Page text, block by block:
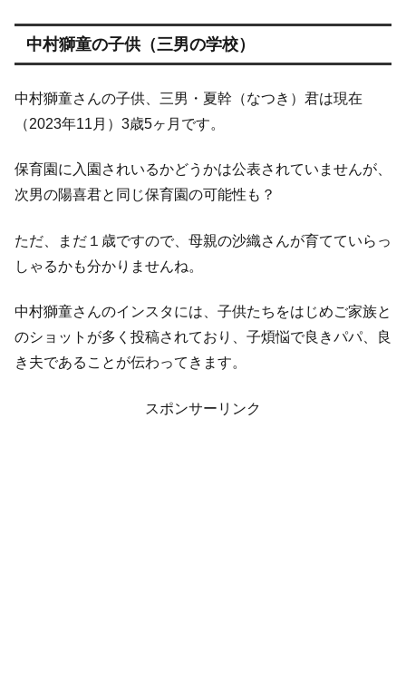
中村獅童の子供（三男の学校）
中村獅童さんの子供、三男・夏幹（なつき）君は現在
（2023年11月）3歳5ヶ月です。
保育園に入園されいるかどうかは公表されていませんが、
次男の陽喜君と同じ保育園の可能性も？
ただ、まだ１歳ですので、母親の沙織さんが育てていらっ
しゃるかも分かりませんね。
中村獅童さんのインスタには、子供たちをはじめご家族と
のショットが多く投稿されており、子煩悩で良きパパ、良
き夫であることが伝わってきます。
スポンサーリンク